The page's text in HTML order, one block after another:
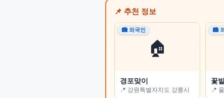
📌 추천 정보
🏠
🏙 외국인
경포맞이
📍 강원특별자치도 강릉시
🏙
꽃
📍
🏠
🏙 외국인
오롯 스테이
📍 부산광역시 수영구
🏙
꽃
📍